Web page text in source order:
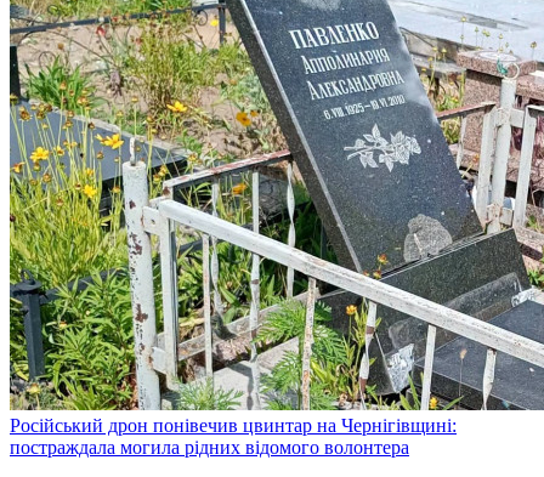
Російський дрон понівечив цвинтар на Чернігівщині:
постраждала могила рідних відомого волонтера